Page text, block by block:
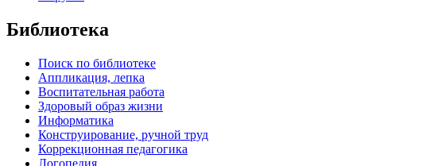
Библиотека
Поиск по библиотеке
Аппликация, лепка
Воспитательная работа
Здоровый образ жизни
Информатика
Конструирование, ручной труд
Коррекционная педагогика
Логопедия